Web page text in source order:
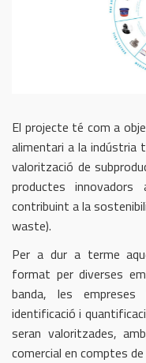
El projecte té com a
alimentari a la indústria
valorització de
productes
contribuint a la
waste).
Per a dur a terme
format per diverses
banda, les empreses
identificació i
seran valoritzades,
comercial en comptes